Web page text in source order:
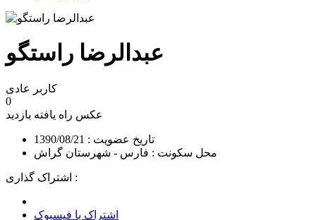
عبدالرضا راستگو
کاربر عادی
0
عکس راه یافته بازدید
تاریخ عضویت : 1390/08/21
محل سکونت : فارس - شهرستان گراش
اشتراک گذاری :
اشتراک با فیسبوک